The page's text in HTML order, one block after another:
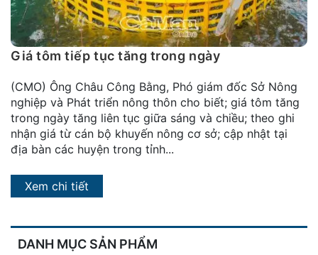
định
Blog
chia
Liên
hệ
DANH MỤC SẢN PHẨM
Giá tôm tiếp tục tăng trong ngày
(CMO) Ông Châu Công Bằng, Phó giám đốc Sở Nông
nghiệp và Phát triển nông thôn cho biết; giá tôm tăng
trong ngày tăng liên tục giữa sáng và chiều; theo ghi
nhận giá từ cán bộ khuyến nông cơ sở; cập nhật tại
địa bàn các huyện trong tỉnh...
Xem chi tiết